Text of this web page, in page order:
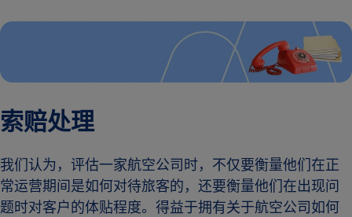
索赔处理
我们认为，评估一家航空公司时，不仅要衡量他们在正
常运营期间是如何对待旅客的，还要衡量他们在出现问
题时对客户的体贴程度。得益于拥有关于航空公司如何